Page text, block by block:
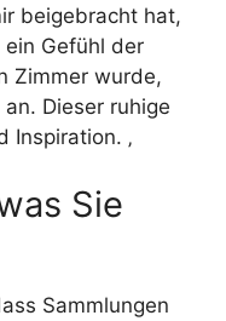
beigebracht hat,
ein Gefühl der
Zimmer wurde,
Dieser ruhige
Inspiration. ‚
Sie
Sammlungen